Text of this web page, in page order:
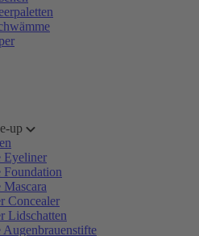
up
Eyeliner
Foundation
Mascara
Concealer
Lidschatten
Augenbrauenstifte